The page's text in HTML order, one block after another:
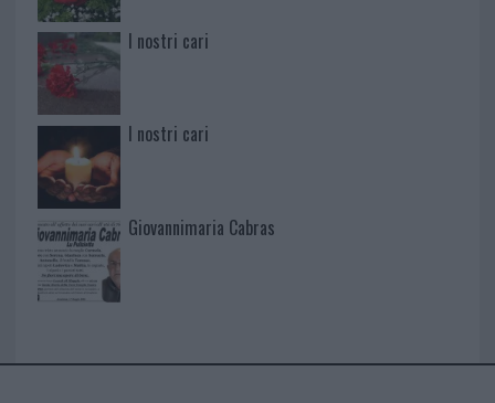
I nostri cari
I nostri cari
Giovannimaria Cabras